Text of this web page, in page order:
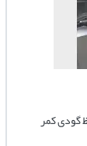
گودی کمر